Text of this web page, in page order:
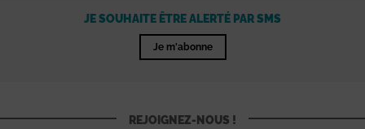
JE SOUHAITE ÊTRE ALERTÉ PAR SMS
Je m'abonne
REJOIGNEZ-NOUS !